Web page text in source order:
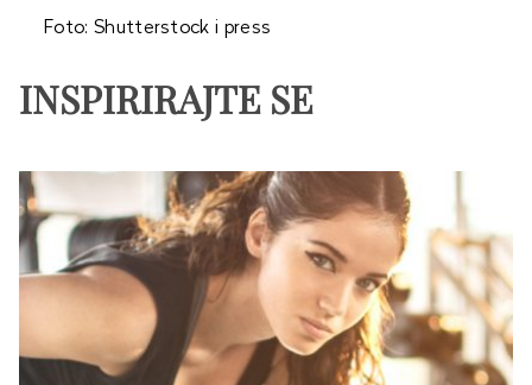
Foto: Shutterstock i press
INSPIRIRAJTE SE